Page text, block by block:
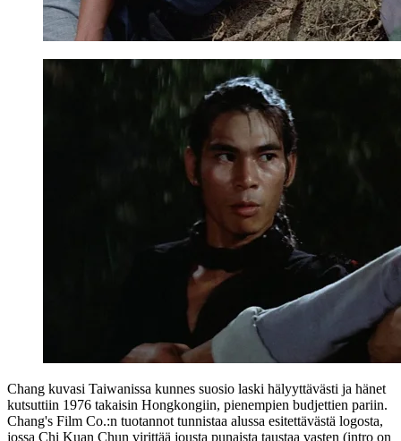
Chang kuvasi Taiwanissa kunnes suosio laski hälyyttävästi ja hänet
kutsuttiin 1976 takaisin Hongkongiin, pienempien budjettien pariin.
Chang's Film Co.:n tuotannot tunnistaa alussa esitettävästä logosta,
jossa Chi Kuan Chun virittää jousta punaista taustaa vasten (intro on